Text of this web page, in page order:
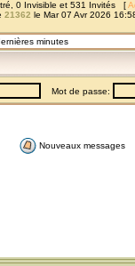
0 Invisible et 531 Invités [
21362 le Mar 07 Avr 2026
minutes
Mot de passe:
Nouveaux messages